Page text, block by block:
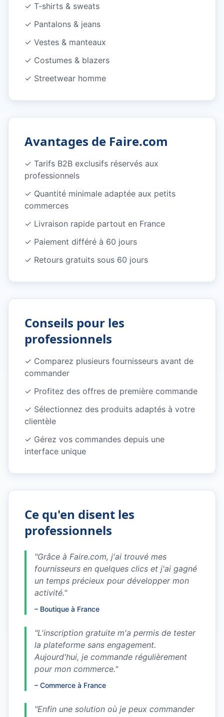
✓ T-shirts & sweats
✓ Pantalons & jeans
✓ Vestes & manteaux
✓ Costumes & blazers
✓ Streetwear homme
Avantages de Faire.com
✓ Tarifs B2B exclusifs réservés aux
professionnels
✓ Quantité minimale adaptée aux petits
commerces
✓ Livraison rapide partout en France
✓ Paiement différé à 60 jours
✓ Retours gratuits sous 60 jours
Conseils pour les
professionnels
✓ Comparez plusieurs fournisseurs avant de
commander
✓ Profitez des offres de première commande
✓ Sélectionnez des produits adaptés à votre
clientèle
✓ Gérez vos commandes depuis une
interface unique
Ce qu'en disent les
professionnels
"Grâce à Faire.com, j'ai trouvé mes
fournisseurs en quelques clics et j'ai gagné
un temps précieux pour développer mon
activité."
– Boutique à France
"L'inscription gratuite m'a permis de tester
la plateforme sans engagement.
Aujourd'hui, je commande régulièrement
pour mon commerce."
– Commerce à France
"Enfin une solution où je peux commander